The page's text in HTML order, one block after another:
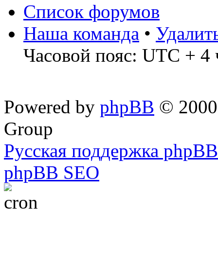
Список форумов
Наша команда •
Часовой пояс: UTC + 4
Powered by phpBB ©
Group
Русская поддержка phpBB
phpBB SEO